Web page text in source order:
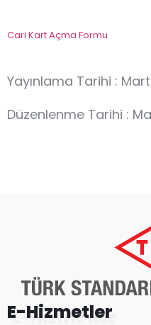
Cari Kart Açma Formu
Yayınlama Tarihi :
Düzenlenme Tarihi :
E-Hizmetler